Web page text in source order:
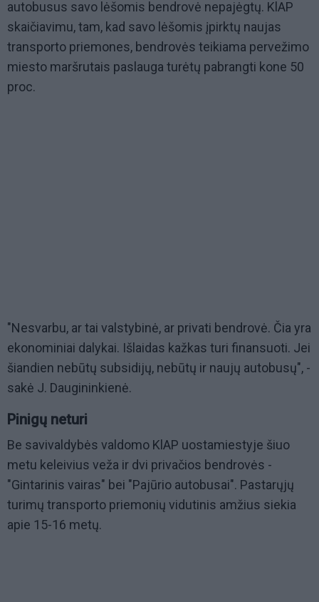
autobusus savo lėšomis bendrovė nepajėgtų. KlAP
skaičiavimu, tam, kad savo lėšomis įpirktų naujas
transporto priemones, bendrovės teikiama pervežimo
miesto maršrutais paslauga turėtų pabrangti kone 50
proc.
"Nesvarbu, ar tai valstybinė, ar privati bendrovė. Čia yra
ekonominiai dalykai. Išlaidas kažkas turi finansuoti. Jei
šiandien nebūtų subsidijų, nebūtų ir naujų autobusų", -
sakė J. Daugininkienė.
Pinigų neturi
Be savivaldybės valdomo KlAP uostamiestyje šiuo
metu keleivius veža ir dvi privačios bendrovės -
"Gintarinis vairas" bei "Pajūrio autobusai". Pastarųjų
turimų transporto priemonių vidutinis amžius siekia
apie 15-16 metų.